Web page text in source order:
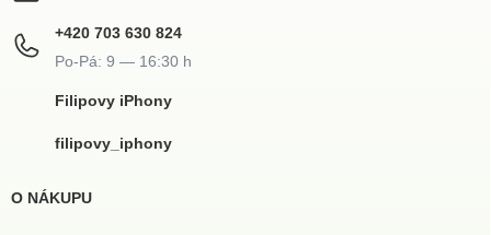
+420 703 630 824
Filipovy iPhony
filipovy_iphony
O NÁKUPU